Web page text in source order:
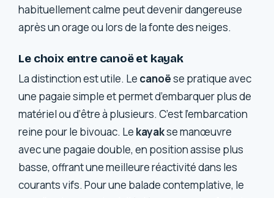
habituellement calme peut devenir dangereuse
après un orage ou lors de la fonte des neiges.
Le choix entre canoë et kayak
La distinction est utile. Le canoëse pratique avec
une pagaie simple et permet d’embarquer plus de
matériel ou d’être à plusieurs. C’est l’embarcation
reine pour le bivouac. Le kayakse manœuvre
avec une pagaie double, en position assise plus
basse, offrant une meilleure réactivité dans les
courants vifs. Pour une balade contemplative, le